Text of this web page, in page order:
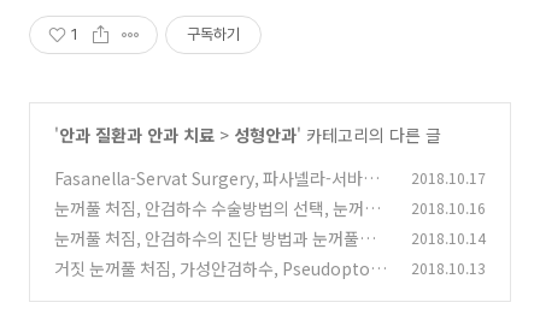
1 구독하기
'안과 질환과 안과 치료 > 성형안과' 카테고리의 다른 글
Fasanella-Servat Surgery, 파사넬라-서바트
술식을 이용한 눈꺼풀 처짐의 수술
(0)
2018.10.17
눈꺼풀 처짐, 안검하수 수술방법의 선택, 눈꺼풀
올림근 기능 평가와, 눈꺼풀처짐 정도 평가
(0)
2018.10.16
눈꺼풀 처짐, 안검하수의 진단 방법과 눈꺼풀각
막반사간거리(Margin Reflex Distance, MR
2018.10.14
거짓 눈꺼풀 처짐, 가성안검하수, Pseudoptosi
2018.10.13